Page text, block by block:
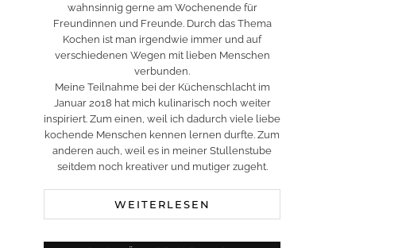
wahnsinnig gerne am Wochenende für
Freundinnen und Freunde. Durch das Thema
Kochen ist man irgendwie immer und auf
verschiedenen Wegen mit lieben Menschen
verbunden.
Meine Teilnahme bei der Küchenschlacht im
Januar 2018 hat mich kulinarisch noch weiter
inspiriert. Zum einen, weil ich dadurch viele liebe
kochende Menschen kennen lernen durfte. Zum
anderen auch, weil es in meiner Stullenstube
seitdem noch kreativer und mutiger zugeht.
WEITERLESEN